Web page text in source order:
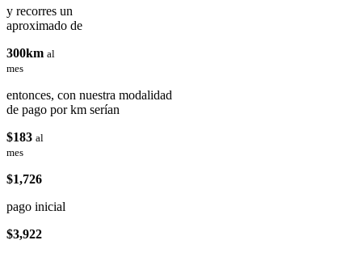
y recorres un
aproximado de
300km al
mes
entonces, con nuestra modalidad
de pago por km serían
$183 al
mes
$1,726
pago inicial
$3,922